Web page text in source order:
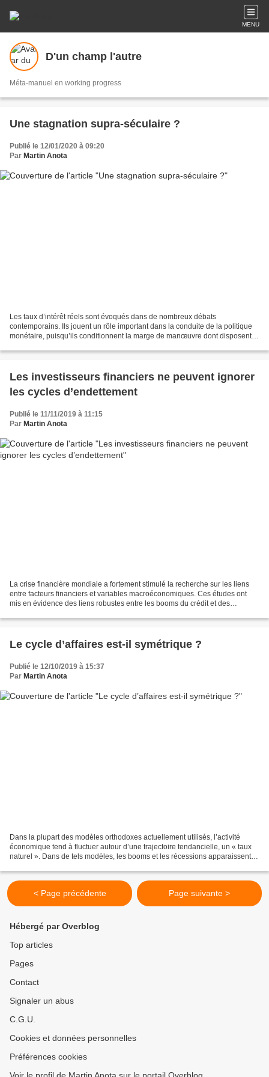
MENU
D'un champ l'autre
Méta-manuel en working progress
Une stagnation supra-séculaire ?
Publié le 12/01/2020 à 09:20
Par Martin Anota
Les taux d’intérêt réels sont évoqués dans de nombreux débats
contemporains. Ils jouent un rôle important dans la conduite de la politique
monétaire, puisqu’ils conditionnent la marge de manœuvre dont disposent
Les investisseurs financiers ne peuvent ignorer
les cycles d’endettement
Publié le 11/11/2019 à 11:15
Par Martin Anota
La crise financière mondiale a fortement stimulé la recherche sur les liens
entre facteurs financiers et variables macroéconomiques. Ces études ont
mis en évidence des liens robustes entre les booms du crédit et des
Le cycle d’affaires est-il symétrique ?
Publié le 12/10/2019 à 15:37
Par Martin Anota
Dans la plupart des modèles orthodoxes actuellement utilisés, l’activité
économique tend à fluctuer autour d’une trajectoire tendancielle, un « taux
naturel ». Dans de tels modèles, les booms et les récessions apparaissent
< Page précédente Page suivante >
Hébergé par Overblog
Top articles
Pages
Contact
Signaler un abus
C.G.U.
Cookies et données personnelles
Préférences cookies